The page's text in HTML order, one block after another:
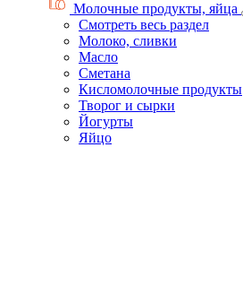
Молочные продукты, яйца
Смотреть весь раздел
Молоко, сливки
Масло
Сметана
Кисломолочные продукты
Творог и сырки
Йогурты
Яйцо